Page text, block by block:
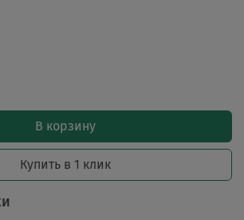
В корзину
Купить в 1 клик